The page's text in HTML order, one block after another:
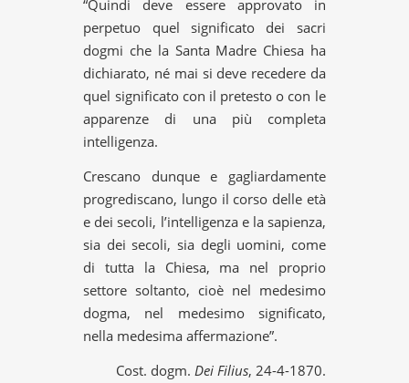
“Quindi deve essere approvato in
perpetuo quel significato dei sacri
dogmi che la Santa Madre Chiesa ha
dichiarato, né mai si deve recedere da
quel significato con il pretesto o con le
apparenze di una più completa
intelligenza.
Crescano dunque e gagliardamente
progrediscano, lungo il corso delle età
e dei secoli, l’intelligenza e la sapienza,
sia dei secoli, sia degli uomini, come
di tutta la Chiesa, ma nel proprio
settore soltanto, cioè nel medesimo
dogma, nel medesimo significato,
nella medesima affermazione”.
Cost. dogm. Dei Filius, 24-4-1870.